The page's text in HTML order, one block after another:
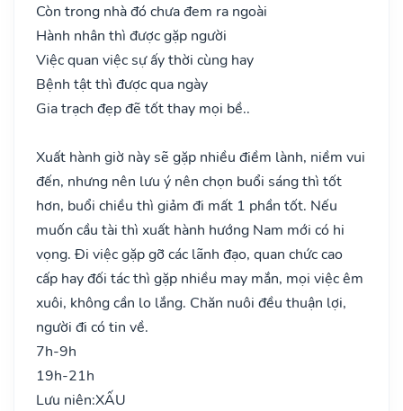
Còn trong nhà đó chưa đem ra ngoài
Hành nhân thì được gặp người
Việc quan việc sự ấy thời cùng hay
Bệnh tật thì được qua ngày
Gia trạch đẹp đẽ tốt thay mọi bề..
Xuất hành giờ này sẽ gặp nhiều điềm lành, niềm vui
đến, nhưng nên lưu ý nên chọn buổi sáng thì tốt
hơn, buổi chiều thì giảm đi mất 1 phần tốt. Nếu
muốn cầu tài thì xuất hành hướng Nam mới có hi
vọng. Đi việc gặp gỡ các lãnh đạo, quan chức cao
cấp hay đối tác thì gặp nhiều may mắn, mọi việc êm
xuôi, không cần lo lắng. Chăn nuôi đều thuận lợi,
người đi có tin về.
7h-9h
19h-21h
Lưu niên:XẤU